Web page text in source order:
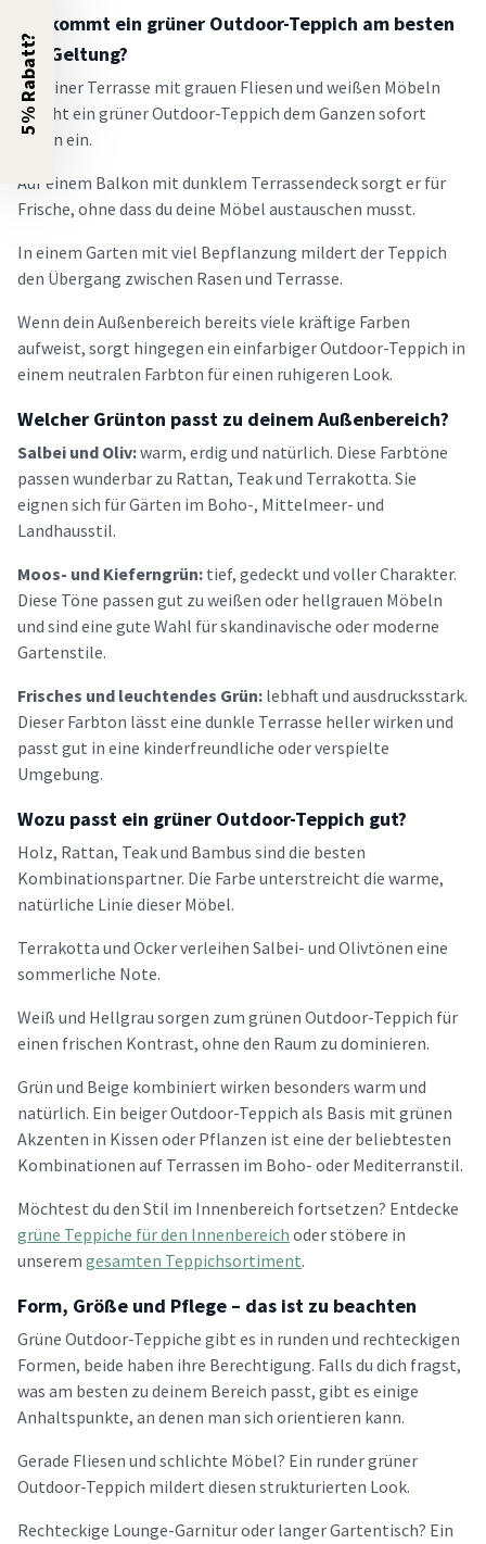
Wo kommt ein grüner Outdoor-Teppich am besten
zur Geltung?
Auf einer Terrasse mit grauen Fliesen und weißen Möbeln
haucht ein grüner Outdoor-Teppich dem Ganzen sofort
Leben ein.
Auf einem Balkon mit dunklem Terrassendeck sorgt er für
Frische, ohne dass du deine Möbel austauschen musst.
In einem Garten mit viel Bepflanzung mildert der Teppich
den Übergang zwischen Rasen und Terrasse.
Wenn dein Außenbereich bereits viele kräftige Farben
aufweist, sorgt hingegen ein einfarbiger Outdoor-Teppich in
einem neutralen Farbton für einen ruhigeren Look.
Welcher Grünton passt zu deinem Außenbereich?
Salbei und Oliv:warm, erdig und natürlich. Diese Farbtöne
passen wunderbar zu Rattan, Teak und Terrakotta. Sie
eignen sich für Gärten im Boho-, Mittelmeer- und
Landhausstil.
Moos- und Kieferngrün: tief, gedeckt und voller Charakter.
Diese Töne passen gut zu weißen oder hellgrauen Möbeln
und sind eine gute Wahl für skandinavische oder moderne
Gartenstile.
Frisches und leuchtendes Grün: lebhaft und ausdrucksstark.
Dieser Farbton lässt eine dunkle Terrasse heller wirken und
passt gut in eine kinderfreundliche oder verspielte
Umgebung.
Wozu passt ein grüner Outdoor-Teppich gut?
Holz, Rattan, Teak und Bambus sind die besten
Kombinationspartner. Die Farbe unterstreicht die warme,
natürliche Linie dieser Möbel.
Terrakotta und Ocker verleihen Salbei- und Olivtönen eine
sommerliche Note.
Weiß und Hellgrau sorgen zum grünen Outdoor-Teppich für
einen frischen Kontrast, ohne den Raum zu dominieren.
Grün und Beige kombiniert wirken besonders warm und
natürlich. Ein beiger Outdoor-Teppich als Basis mit grünen
Akzenten in Kissen oder Pflanzen ist eine der beliebtesten
Kombinationen auf Terrassen im Boho- oder Mediterranstil.
Möchtest du den Stil im Innenbereich fortsetzen? Entdecke
grüne Teppiche für den Innenbereich oder stöbere in
unserem gesamten Teppichsortiment.
Form, Größe und Pflege – das ist zu beachten
Grüne Outdoor-Teppiche gibt es in runden und rechteckigen
Formen, beide haben ihre Berechtigung. Falls du dich fragst,
was am besten zu deinem Bereich passt, gibt es einige
Anhaltspunkte, an denen man sich orientieren kann.
Gerade Fliesen und schlichte Möbel? Ein runder grüner
Outdoor-Teppich mildert diesen strukturierten Look.
Rechteckige Lounge-Garnitur oder langer Gartentisch? Ein
5% Rabatt?